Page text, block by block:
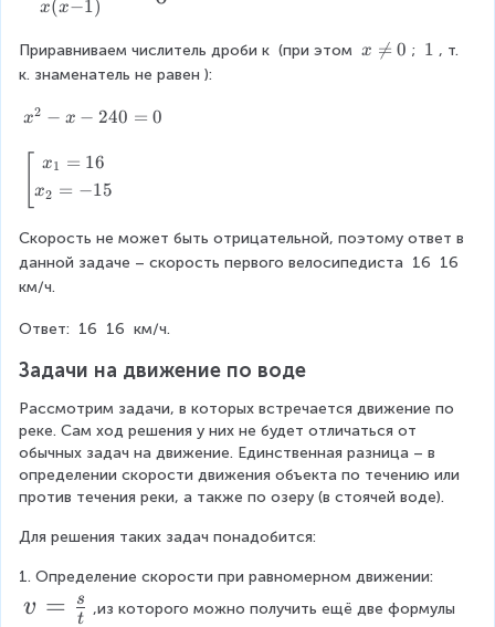
}
v
{
}
}
-
1
\f
a
c
{
2
4
0
{
x
-
1
}
-
1
}
{
x
{
/
x
-
1
}
\f
r
a
c
{
2
4
4
0
(
x
1
)
-
2
4
0
+
x
(
x
-
1
)
{
2
4
0
-
2
4
0
-
2
0
x
+
x
^
{
2
a
c
{
x
{
2
}
-
x
-
4
0
}
x
(
x
x(x−1)
Приравниваем числитель дроби к (при этом x
x 
= 0 ; \
1 , т.
к. знаменатель не равен ):
x
}
-
x
-
2
0
=
0
x2 − x − 240 = 0
le
ft
[
b
e
g
i
n
{
g
a
t
h
e
e
}
x
x1 = 16
x2 = −15
Скорость не может быть отрицательной, поэтому ответ в
данной задаче – скорость первого велосипедиста 16 16
км/ч.
Ответ: 16 16 км/ч.
Задачи на движение по воде
Рассмотрим задачи, в которых встречается движение по
реке. Сам ход решения у них не будет отличаться от
обычных задач на движение. Единственная разница – в
определении скорости движения объекта по течению или
против течения реки, а также по озеру (в стоячей воде).
Для решения таких задач понадобится:
1. Определение скорости при равномерном движении:
v
v = t
s
,из которого можно получить ещё две формулы